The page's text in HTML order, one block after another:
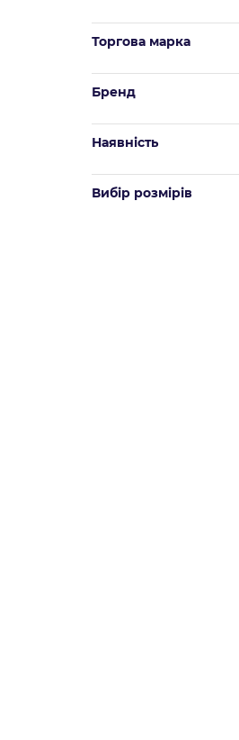
Торгова марка
Бренд
Наявність
Вибір розмірів